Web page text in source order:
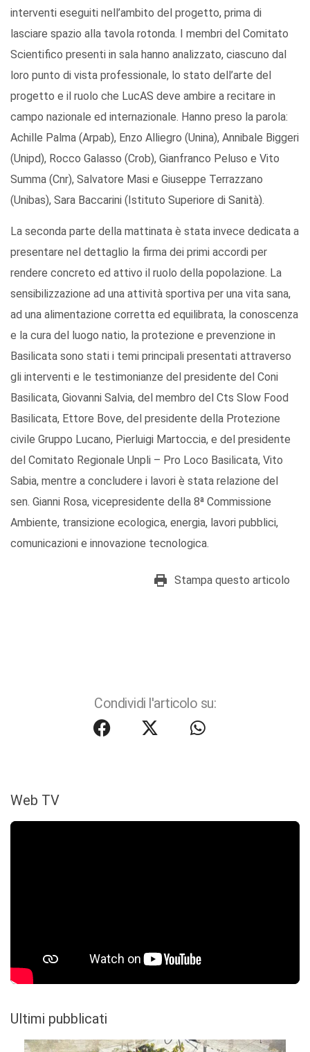
interventi eseguiti nell’ambito del progetto, prima di
lasciare spazio alla tavola rotonda. I membri del Comitato
Scientifico presenti in sala hanno analizzato, ciascuno dal
loro punto di vista professionale, lo stato dell’arte del
progetto e il ruolo che LucAS deve ambire a recitare in
campo nazionale ed internazionale. Hanno preso la parola:
Achille Palma (Arpab), Enzo Alliegro (Unina), Annibale Biggeri
(Unipd), Rocco Galasso (Crob), Gianfranco Peluso e Vito
Summa (Cnr), Salvatore Masi e Giuseppe Terrazzano
(Unibas), Sara Baccarini (Istituto Superiore di Sanità).
La seconda parte della mattinata è stata invece dedicata a
presentare nel dettaglio la firma dei primi accordi per
rendere concreto ed attivo il ruolo della popolazione. La
sensibilizzazione ad una attività sportiva per una vita sana,
ad una alimentazione corretta ed equilibrata, la conoscenza
e la cura del luogo natio, la protezione e prevenzione in
Basilicata sono stati i temi principali presentati attraverso
gli interventi e le testimonianze del presidente del Coni
Basilicata, Giovanni Salvia, del membro del Cts Slow Food
Basilicata, Ettore Bove, del presidente della Protezione
civile Gruppo Lucano, Pierluigi Martoccia, e del presidente
del Comitato Regionale Unpli – Pro Loco Basilicata, Vito
Sabia, mentre a concludere i lavori è stata relazione del
sen. Gianni Rosa, vicepresidente della 8ª Commissione
Ambiente, transizione ecologica, energia, lavori pubblici,
comunicazioni e innovazione tecnologica.
Stampa questo articolo
Condividi l'articolo su:
Web TV
Ultimi pubblicati